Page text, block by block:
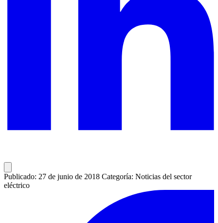
Publicado: 27 de junio de 2018 Categoría: Noticias del sector
eléctrico